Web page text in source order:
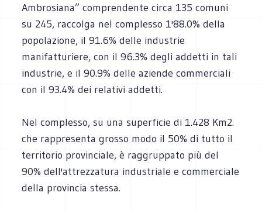
Ambrosiana” comprendente circa 135 comuni
su 245, raccolga nel complesso 1'88.0% della
popolazione, il 91.6% delle industrie
manifatturiere, con il 96.3% degli addetti in tali
industrie, e il 90.9% delle aziende commerciali
con il 93.4% dei relativi addetti.
Nel complesso, su una superficie di 1.428 Km2.
che rappresenta grosso modo il 50% di tutto il
territorio provinciale, è raggruppato più del
90% dell'attrezzatura industriale e commerciale
della provincia stessa.